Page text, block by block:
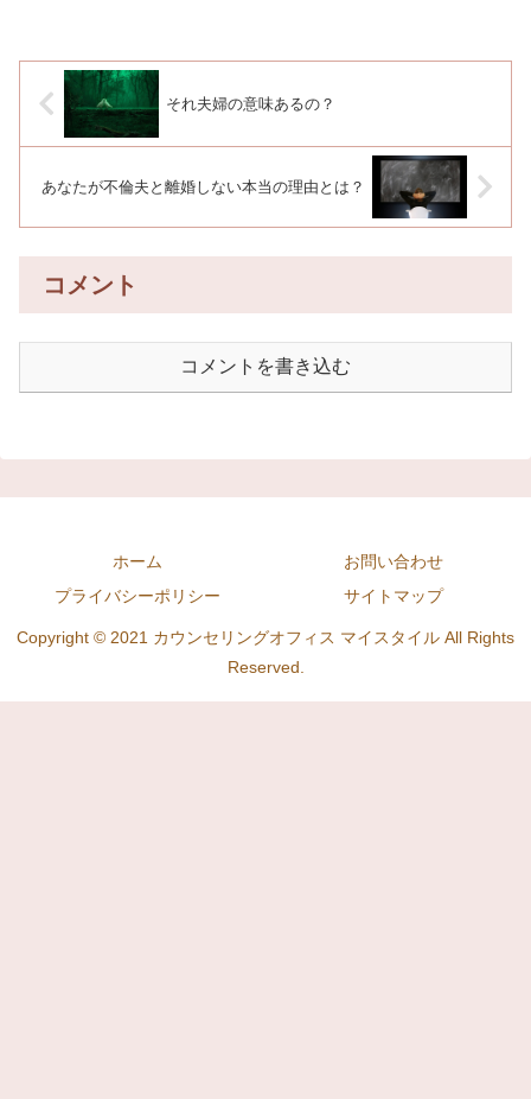
それ夫婦の意味あるの？
あなたが不倫夫と離婚しない本当の理由とは？
コメント
コメントを書き込む
ホーム
お問い合わせ
プライバシーポリシー
サイトマップ
Copyright © 2021 カウンセリングオフィス マイスタイル All Rights
Reserved.